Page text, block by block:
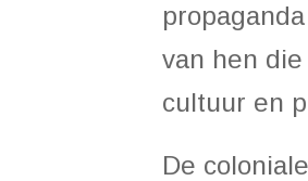
van hen
cultuur en
De